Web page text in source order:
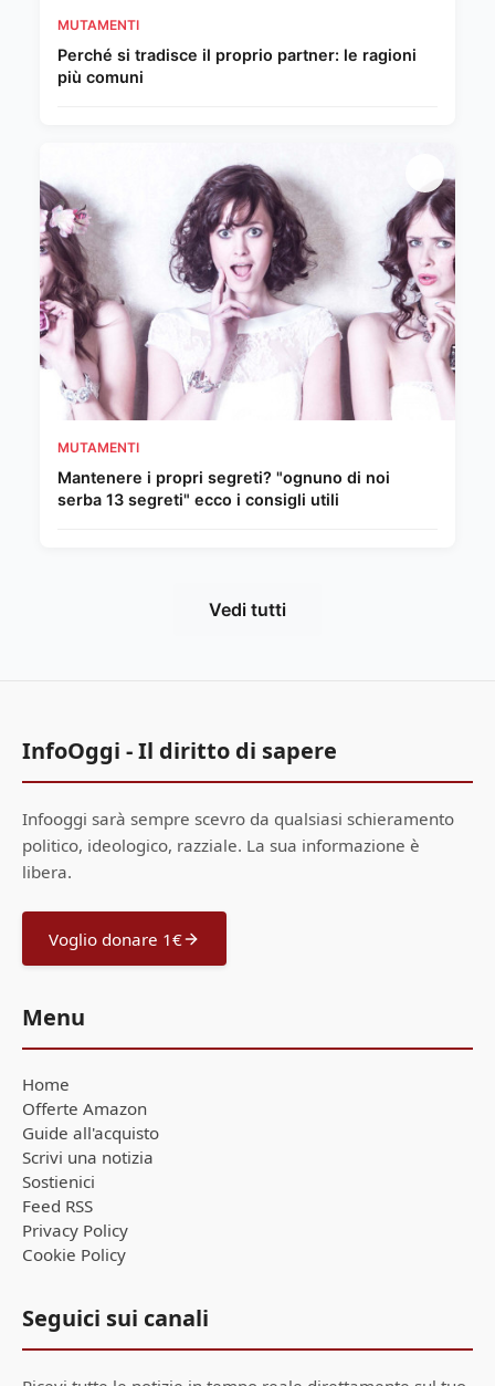
MUTAMENTI
Perché si tradisce il proprio partner: le ragioni
più comuni
MUTAMENTI
Mantenere i propri segreti? "ognuno di noi
serba 13 segreti" ecco i consigli utili
Vedi tutti
InfoOggi - Il diritto di sapere
Infooggi sarà sempre scevro da qualsiasi schieramento
politico, ideologico, razziale. La sua informazione è
libera.
Voglio donare 1€
Menu
Home
Offerte Amazon
Guide all'acquisto
Scrivi una notizia
Sostienici
Feed RSS
Privacy Policy
Cookie Policy
Seguici sui canali